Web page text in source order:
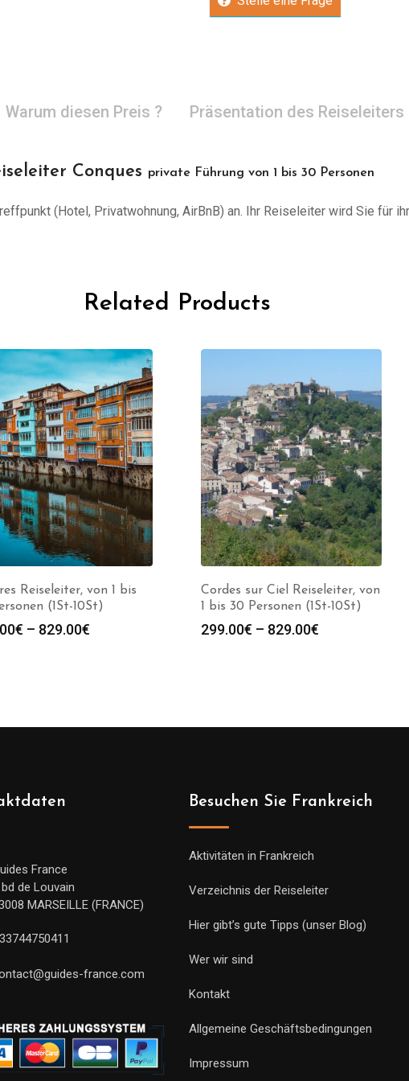
Warum diesen Preis ? Präsentation des Reiseleiters
Conques private Führung von 1 bis 30 Personen
(Hotel, Privatwohnung, AirBnB) an. Ihr Reiseleiter wird Sie für
Related Products
Reiseleiter, von 1 bis
(1St-10St)
€ – 829.00€
Cordes sur Ciel Reiseleiter, von
1 bis 30 Personen (1St-10St)
299.00€ – 829.00€
France
de Louvain
MARSEILLE (FRANCE)
france.com
Besuchen Sie Frankreich
Aktivitäten in Frankreich
Verzeichnis der Reiseleiter
Hier gibt’s gute Tipps (unser Blog)
Wer wir sind
Kontakt
Allgemeine Geschäftsbedingungen
Impressum